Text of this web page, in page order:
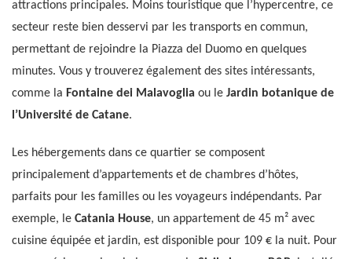
attractions principales. Moins touristique que l’hypercentre, ce
secteur reste bien desservi par les transports en commun,
permettant de rejoindre la Piazza del Duomo en quelques
minutes. Vous y trouverez également des sites intéressants,
comme la Fontaine dei Malavoglia ou le Jardin botanique de
l’Université de Catane.
Les hébergements dans ce quartier se composent
principalement d’appartements et de chambres d’hôtes,
parfaits pour les familles ou les voyageurs indépendants. Par
exemple, le Catania House, un appartement de 45 m² avec
cuisine équipée et jardin, est disponible pour 109 € la nuit. Pour